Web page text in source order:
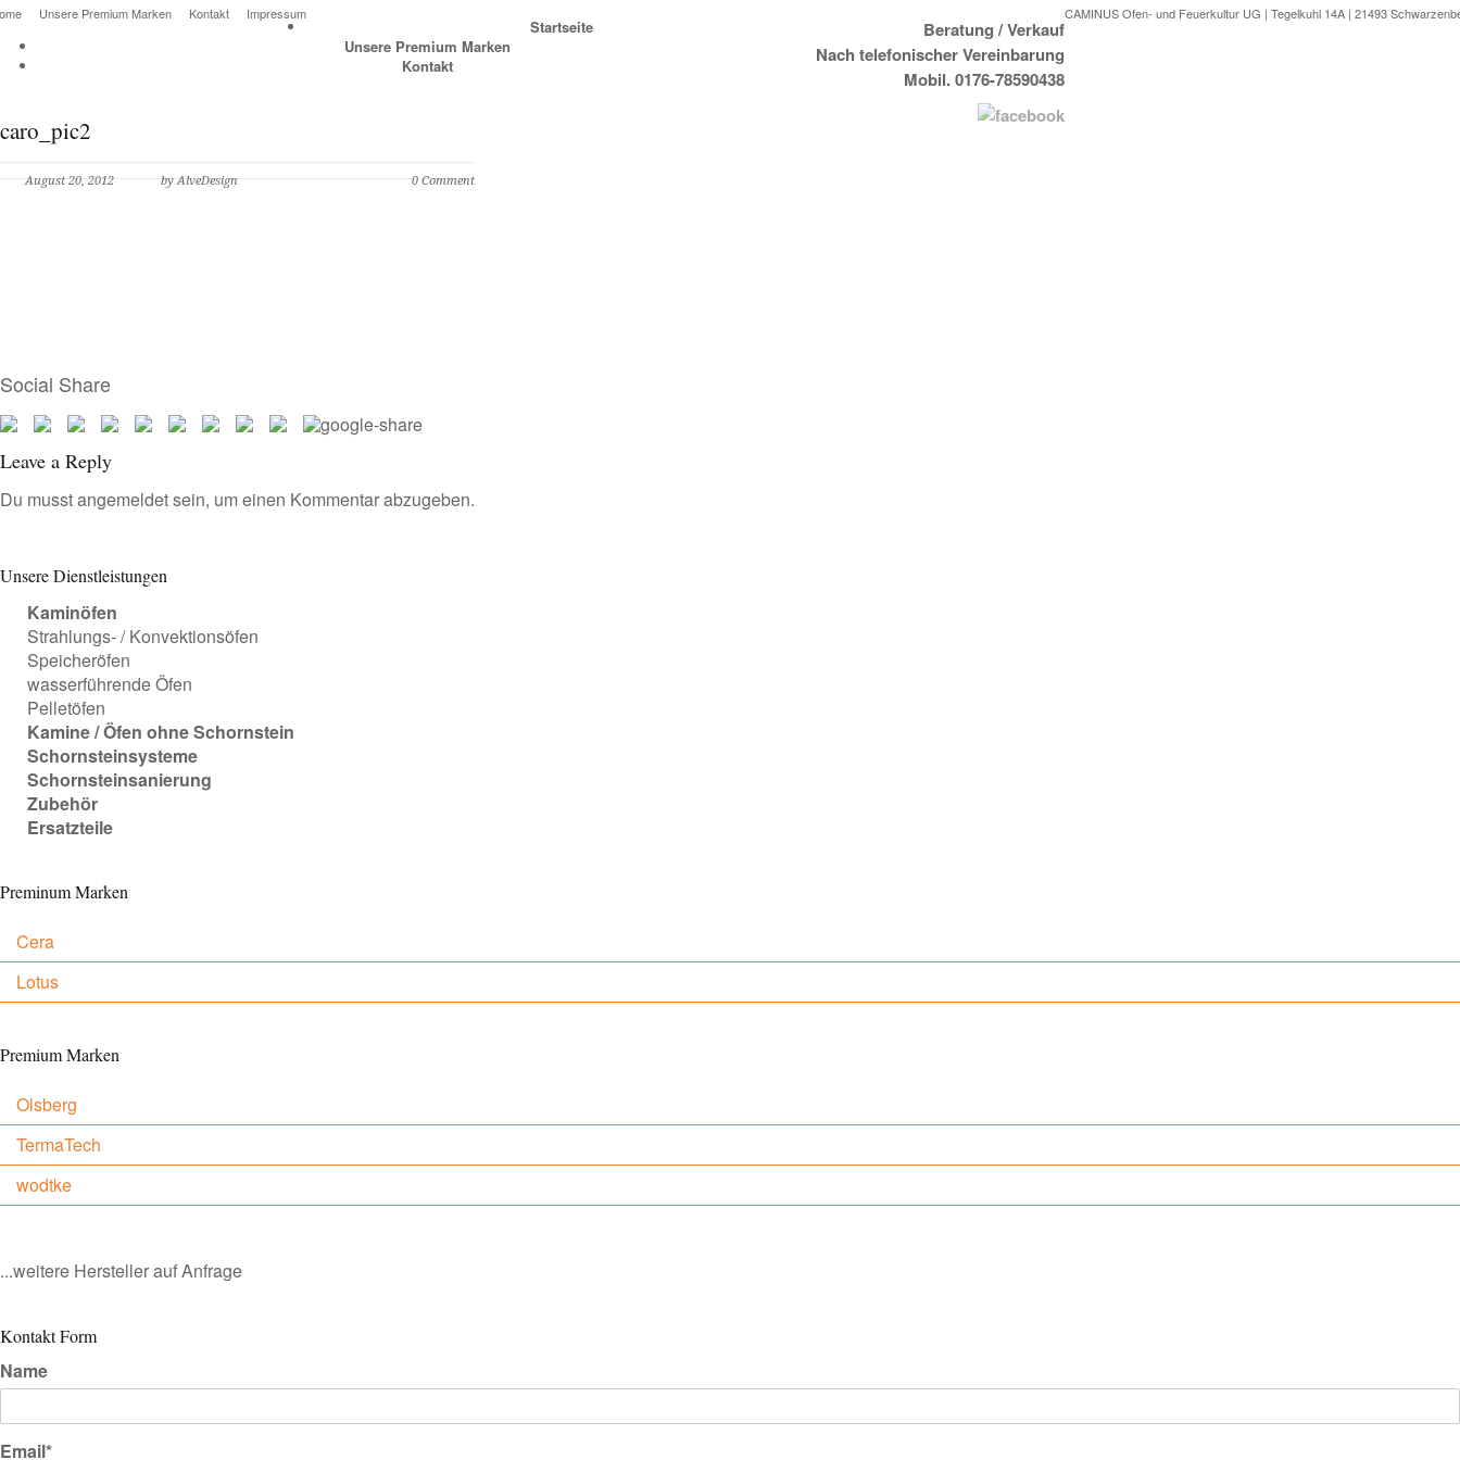
Unsere Premium Marken Kontakt Impressum CAMINUS Ofen- und Feuerkultur UG | Tegelkuhl 14A | 21493
Beratung / Verkauf
Nach telefonischer Vereinbarung
Mobil. 0176-78590438
Startseite
Unsere Premium Marken
Kontakt
caro_pic2
August 20, 2012 by AlveDesign 0 Comment
Social Share
Leave a Reply
Du musstangemeldetsein, um einen Kommentar abzugeben.
Unsere Dienstleistungen
Kaminöfen
Strahlungs- / Konvektionsöfen
Speicheröfen
wasserführende Öfen
Pelletöfen
Kamine / Öfen ohne Schornstein
Schornsteinsysteme
Schornsteinsanierung
Zubehör
Ersatzteile
Preminum Marken
Cera
Lotus
Premium Marken
Olsberg
TermaTech
wodtke
...weitere Hersteller auf Anfrage
Kontakt Form
Name
Email*